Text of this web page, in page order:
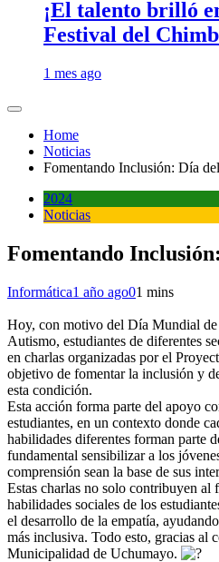
¡El talento brilló
Festival del
1 mes ago
Home
Noticias
Fomentando Inclusión: Día
2024
Noticias
Fomentando
Informática1 año ago01 mins
Hoy, con motivo del Día Mundial
Autismo, estudiantes de diferentes
en charlas organizadas por el
objetivo de fomentar la inclusión y
esta condición.
Esta acción forma parte del apoyo
estudiantes, en un contexto donde
habilidades diferentes forman parte
fundamental sensibilizar a los
comprensión sean la base de sus
Estas charlas no solo contribuyen al
habilidades sociales de los
el desarrollo de la empatía,
más inclusiva. Todo esto, gracias al
Municipalidad de Uchumayo.